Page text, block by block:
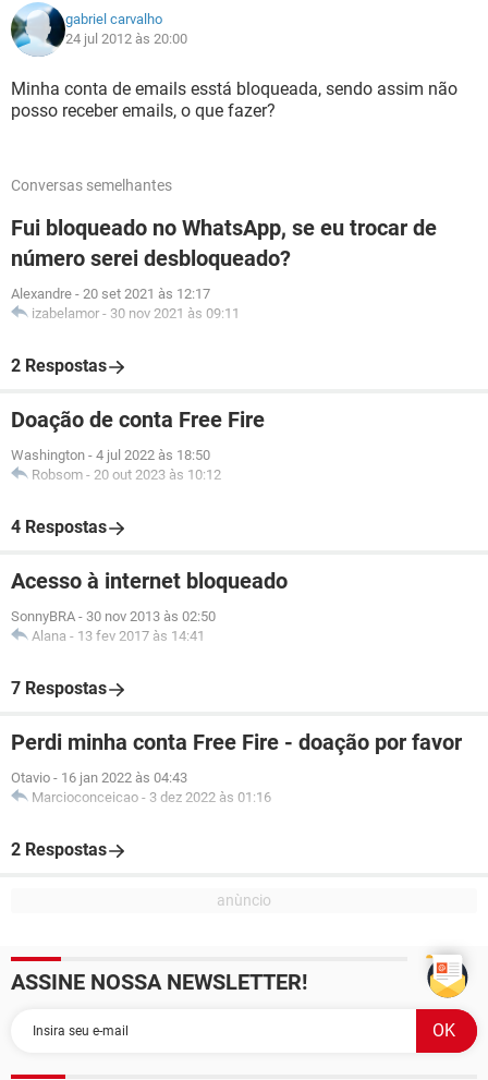
gabriel carvalho
24 jul 2012 às 20:00
Minha conta de emails esstá bloqueada, sendo assim não
posso receber emails, o que fazer?
Conversas semelhantes
Fui bloqueado no WhatsApp, se eu trocar de
número serei desbloqueado?
Alexandre - 20 set 2021 às 12:17
izabelamor - 30 nov 2021 às 09:11
2 Respostas
Doação de conta Free Fire
Washington - 4 jul 2022 às 18:50
Robsom - 20 out 2023 às 10:12
4 Respostas
Acesso à internet bloqueado
SonnyBRA - 30 nov 2013 às 02:50
Alana - 13 fev 2017 às 14:41
7 Respostas
Perdi minha conta Free Fire - doação por favor
Otavio - 16 jan 2022 às 04:43
Marcioconceicao - 3 dez 2022 às 01:16
2 Respostas
ASSINE NOSSA NEWSLETTER!